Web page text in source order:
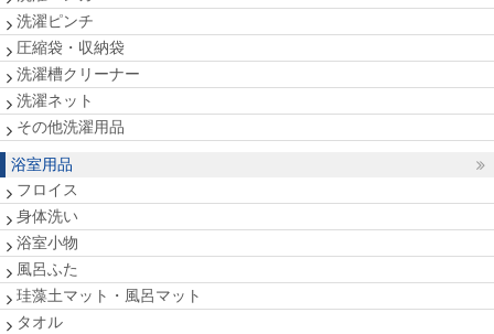
洗濯ピンチ
圧縮袋・収納袋
洗濯槽クリーナー
洗濯ネット
その他洗濯用品
浴室用品
フロイス
身体洗い
浴室小物
風呂ふた
珪藻土マット・風呂マット
タオル